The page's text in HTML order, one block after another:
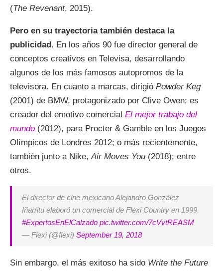
(The Revenant, 2015).
Pero en su trayectoria también destaca la
publicidad. En los años 90 fue director general de
conceptos creativos en Televisa, desarrollando
algunos de los más famosos autopromos de la
televisora. En cuanto a marcas, dirigió Powder Keg
(2001) de BMW, protagonizado por Clive Owen; es
creador del emotivo comercial El mejor trabajo del
mundo (2012), para Procter & Gamble en los Juegos
Olímpicos de Londres 2012; o más recientemente,
también junto a Nike, Air Moves You (2018); entre
otros.
El director de cine mexicano Alejandro González
Iñarritu elaboró un comercial de Flexi Country en 1999.
#ExpertosEnElCalzado pic.twitter.com/7cVvtREASM
— Flexi (@flexi) September 19, 2018
Sin embargo, el más exitoso ha sido Write the Future